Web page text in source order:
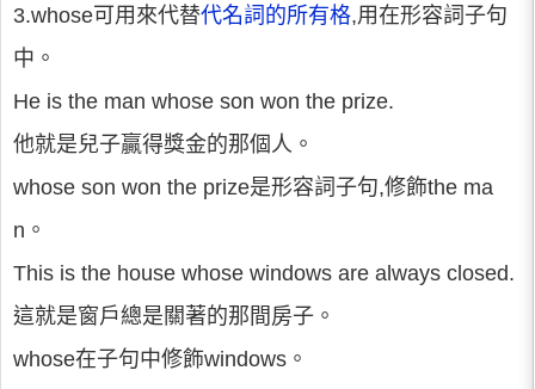
3.whose可用來代替代名詞的所有格,用在形容詞子句
中。
He is the man whose son won the prize.
他就是兒子贏得獎金的那個人。
whose son won the prize是形容詞子句,修飾the ma
n。
This is the house whose windows are always closed.
這就是窗戶總是關著的那間房子。
whose在子句中修飾windows。